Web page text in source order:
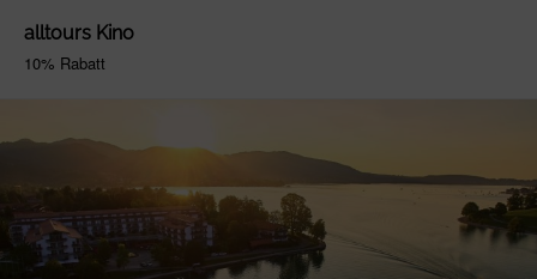
alltours Kino
10% Rabatt